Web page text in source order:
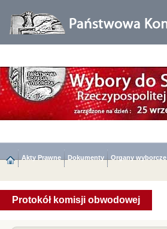
Akty Prawne Dokumenty Organy wyborcze
Protokół komisji obwodowej